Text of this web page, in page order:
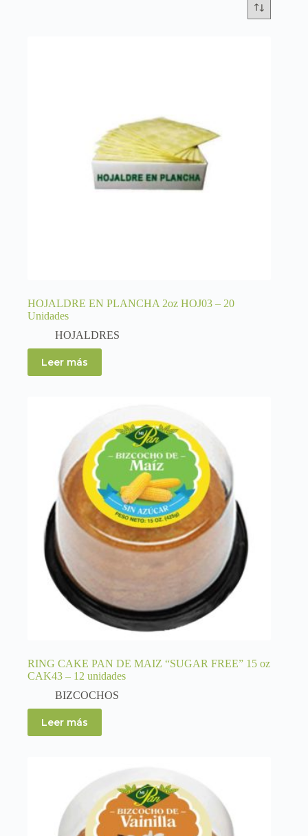
HOJALDRE EN PLANCHA 2oz HOJ03 – 20
Unidades
HOJALDRES
Leer más
RING CAKE PAN DE MAIZ “SUGAR FREE” 15 oz
CAK43 – 12 unidades
BIZCOCHOS
Leer más